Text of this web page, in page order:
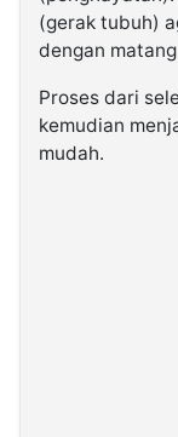
(gerak tubuh)
dengan
Proses dari
kemudian
mudah.